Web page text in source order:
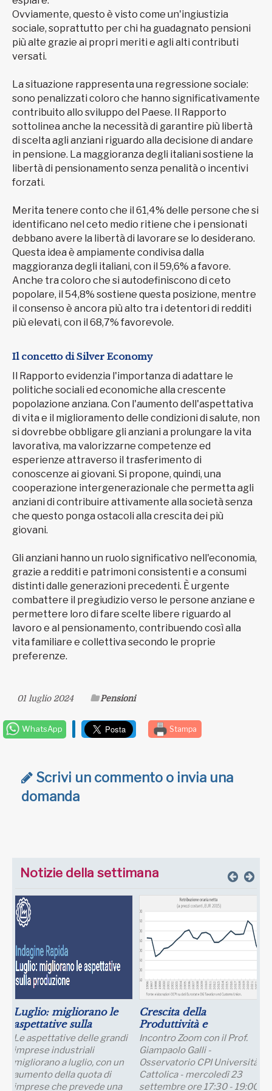
Ovviamente, questo è visto come un'ingiustizia
sociale, soprattutto per chi ha guadagnato pensioni
più alte grazie ai propri meriti e agli alti contributi
versati.
La situazione rappresenta una regressione sociale:
sono penalizzati coloro che hanno significativamente
contribuito allo sviluppo del Paese. Il Rapporto
sottolinea anche la necessità di garantire più libertà
di scelta agli anziani riguardo alla decisione di andare
in pensione. La maggioranza degli italiani sostiene la
libertà di pensionamento senza penalità o incentivi
forzati.
Merita tenere conto che il 61,4% delle persone che si
identificano nel ceto medio ritiene che i pensionati
debbano avere la libertà di lavorare se lo desiderano.
Questa idea è ampiamente condivisa dalla
maggioranza degli italiani, con il 59,6% a favore.
Anche tra coloro che si autodefiniscono di ceto
popolare, il 54,8% sostiene questa posizione, mentre
il consenso è ancora più alto tra i detentori di redditi
più elevati, con il 68,7% favorevole.
Il concetto di Silver Economy
Il Rapporto evidenzia l'importanza di adattare le
politiche sociali ed economiche alla crescente
popolazione anziana. Con l'aumento dell'aspettativa
di vita e il miglioramento delle condizioni di salute, non
si dovrebbe obbligare gli anziani a prolungare la vita
lavorativa, ma valorizzarne competenze ed
esperienze attraverso il trasferimento di
conoscenze ai giovani. Si propone, quindi, una
cooperazione intergenerazionale che permetta agli
anziani di contribuire attivamente alla società senza
che questo ponga ostacoli alla crescita dei più
giovani.
Gli anziani hanno un ruolo significativo nell'economia,
grazie a redditi e patrimoni consistenti e a consumi
distinti dalle generazioni precedenti. È urgente
combattere il pregiudizio verso le persone anziane e
permettere loro di fare scelte libere riguardo al
lavoro e al pensionamento, contribuendo così alla
vita familiare e collettiva secondo le proprie
preferenze.
01 luglio 2024 Pensioni
WhatsApp Stampa
Scrivi un commento o invia una
domanda
Notizie della settimana
Luglio: migliorano le
aspettative sulla
produzione
Le aspettative delle grandi
imprese industriali
migliorano a luglio, con un
aumento della quota di
imprese che prevede una
Crescita della
Produttività e
Prospettive Salariali
Incontro Zoom con il Prof.
Giampaolo Galli -
Osservatorio CPI Università
Cattolica - mercoledì 23
settembre ore 17:30 - 19:00